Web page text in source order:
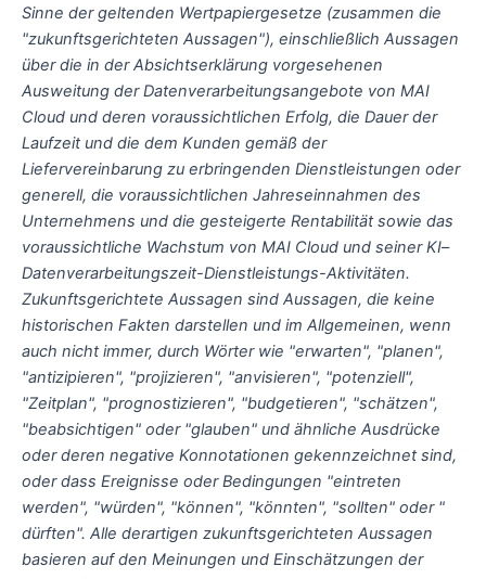
Sinne der geltenden Wertpapiergesetze (zusammen die
"zukunftsgerichteten Aussagen"), einschließlich Aussagen
über die in der Absichtserklärung vorgesehenen
Ausweitung der Datenverarbeitungsangebote von MAI
Cloud und deren voraussichtlichen Erfolg, die Dauer der
Laufzeit und die dem Kunden gemäß der
Liefervereinbarung zu erbringenden Dienstleistungen oder
generell, die voraussichtlichen Jahreseinnahmen des
Unternehmens und die gesteigerte Rentabilität sowie das
voraussichtliche Wachstum von MAI Cloud und seiner KI–
Datenverarbeitungszeit-Dienstleistungs-Aktivitäten.
Zukunftsgerichtete Aussagen sind Aussagen, die keine
historischen Fakten darstellen und im Allgemeinen, wenn
auch nicht immer, durch Wörter wie "erwarten", "planen",
"antizipieren", "projizieren", "anvisieren", "potenziell",
"Zeitplan", "prognostizieren", "budgetieren", "schätzen",
"beabsichtigen" oder "glauben" und ähnliche Ausdrücke
oder deren negative Konnotationen gekennzeichnet sind,
oder dass Ereignisse oder Bedingungen "eintreten
werden", "würden", "können", "könnten", "sollten" oder "
dürften". Alle derartigen zukunftsgerichteten Aussagen
basieren auf den Meinungen und Einschätzungen der